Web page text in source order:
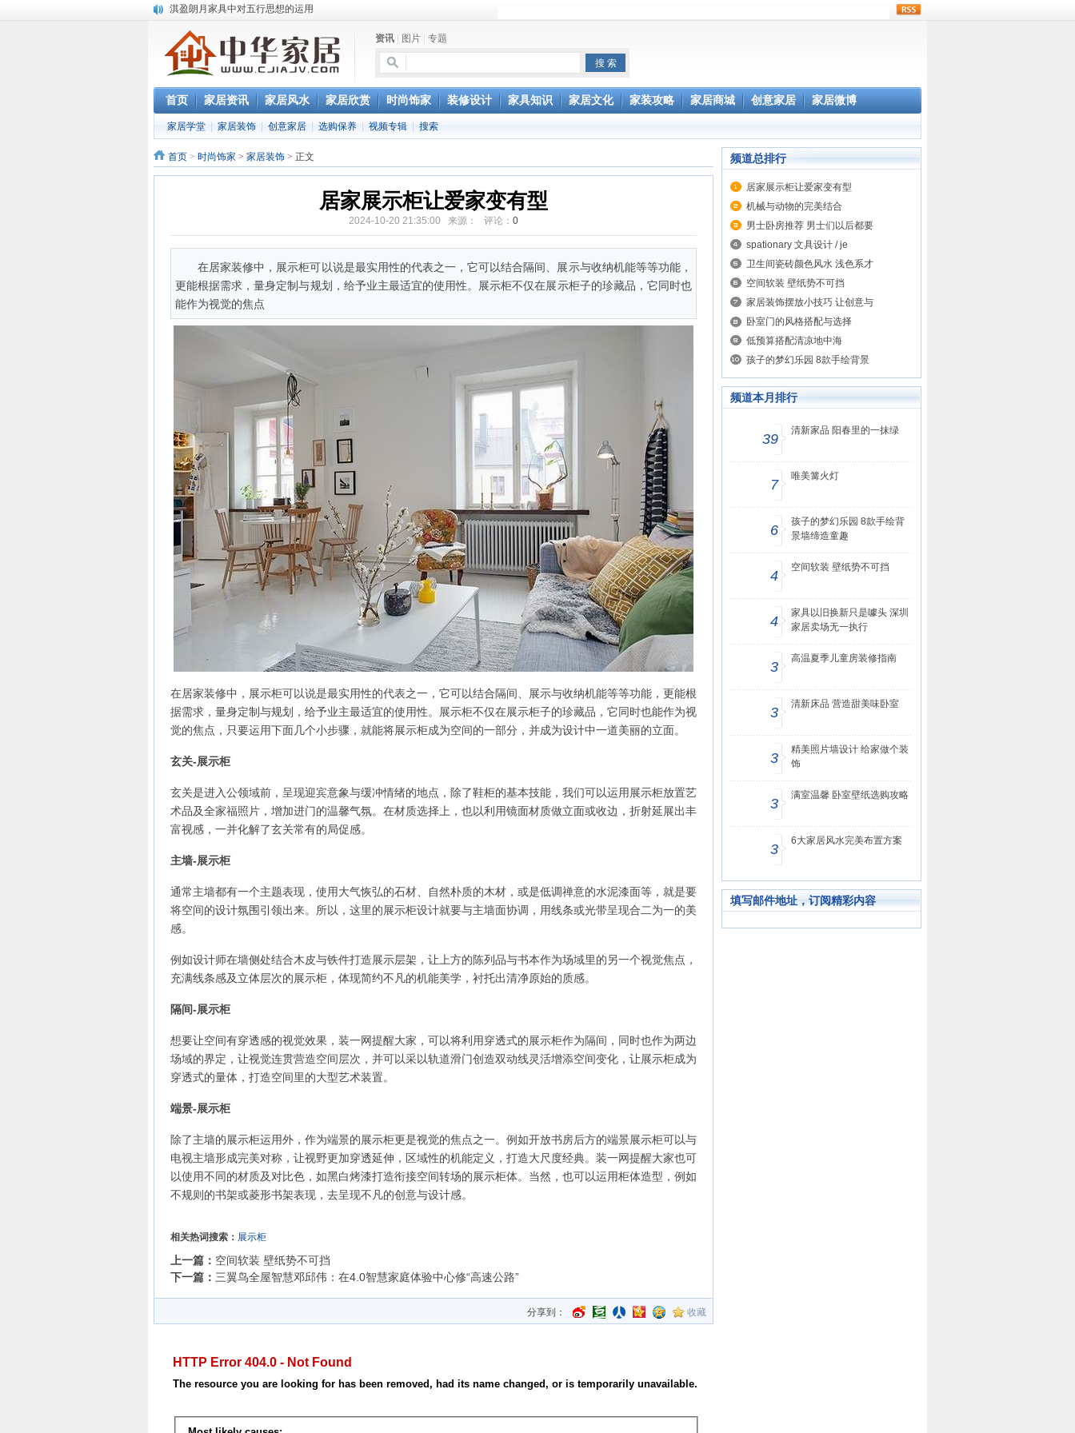
淇盈朗月家具中对五行思想的运用
还是“海尔冰箱造”!IEC国际保鲜标准再版
怎样用家具布置出好的办公室风水
您办公家具的贴心管家——北京办公家具网办公家具维修服务部成立
资讯 图片 专题
首页 家居资讯 家居风水 家居欣赏 时尚饰家 装修设计 家具知识 家居文化 家装攻略 家居商城 创意家居 家居微博
家居学堂 家居装饰 创意家居 选购保养 视频专辑 搜索
首页 > 时尚饰家 > 家居装饰 > 正文
居家展示柜让爱家变有型
2024-10-20 21:35:00 来源： 评论： 0
在居家装修中，展示柜可以说是最实用性的代表之一，它可以结合隔间、展示与收纳机能等等功能，
更能根据需求，量身定制与规划，给予业主最适宜的使用性。展示柜不仅在展示柜子的珍藏品，它同时也
能作为视觉的焦点
在居家装修中，展示柜可以说是最实用性的代表之一，它可以结合隔间、展示与收纳机能等等功能，更能根
据需求，量身定制与规划，给予业主最适宜的使用性。展示柜不仅在展示柜子的珍藏品，它同时也能作为视
觉的焦点，只要运用下面几个小步骤，就能将展示柜成为空间的一部分，并成为设计中一道美丽的立面。
玄关-展示柜
玄关是进入公领域前，呈现迎宾意象与缓冲情绪的地点，除了鞋柜的基本技能，我们可以运用展示柜放置艺
术品及全家福照片，增加进门的温馨气氛。在材质选择上，也以利用镜面材质做立面或收边，折射延展出丰
富视感，一并化解了玄关常有的局促感。
主墙-展示柜
通常主墙都有一个主题表现，使用大气恢弘的石材、自然朴质的木材，或是低调禅意的水泥漆面等，就是要
将空间的设计氛围引领出来。所以，这里的展示柜设计就要与主墙面协调，用线条或光带呈现合二为一的美
感。
例如设计师在墙侧处结合木皮与铁件打造展示层架，让上方的陈列品与书本作为场域里的另一个视觉焦点，
充满线条感及立体层次的展示柜，体现简约不凡的机能美学，衬托出清净原始的质感。
隔间-展示柜
想要让空间有穿透感的视觉效果，装一网提醒大家，可以将利用穿透式的展示柜作为隔间，同时也作为两边
场域的界定，让视觉连贯营造空间层次，并可以采以轨道滑门创造双动线灵活增添空间变化，让展示柜成为
穿透式的量体，打造空间里的大型艺术装置。
端景-展示柜
除了主墙的展示柜运用外，作为端景的展示柜更是视觉的焦点之一。例如开放书房后方的端景展示柜可以与
电视主墙形成完美对称，让视野更加穿透延伸，区域性的机能定义，打造大尺度经典。装一网提醒大家也可
以使用不同的材质及对比色，如黑白烤漆打造衔接空间转场的展示柜体。当然，也可以运用柜体造型，例如
不规则的书架或菱形书架表现，去呈现不凡的创意与设计感。
相关热词搜索： 展示柜
上一篇： 空间软装 壁纸势不可挡
下一篇： 三翼鸟全屋智慧邓邱伟：在4.0智慧家庭体验中心修“高速公路”
分享到： 收藏
频道总排行
居家展示柜让爱家变有型
机械与动物的完美结合
男士卧房推荐 男士们以后都要
spationary 文具设计 / je
卫生间瓷砖颜色风水 浅色系才
空间软装 壁纸势不可挡
家居装饰摆放小技巧 让创意与
卧室门的风格搭配与选择
低预算搭配清凉地中海
孩子的梦幻乐园 8款手绘背景
频道本月排行
39
清新家品 阳春里的一抹绿
7
唯美篝火灯
6
孩子的梦幻乐园 8款手绘背
景墙缔造童趣
4
空间软装 壁纸势不可挡
4
家具以旧换新只是噱头 深圳
家居卖场无一执行
3
高温夏季儿童房装修指南
3
清新床品 营造甜美味卧室
3
精美照片墙设计 给家做个装
饰
3
满室温馨 卧室壁纸选购攻略
3
6大家居风水完美布置方案
填写邮件地址，订阅精彩内容